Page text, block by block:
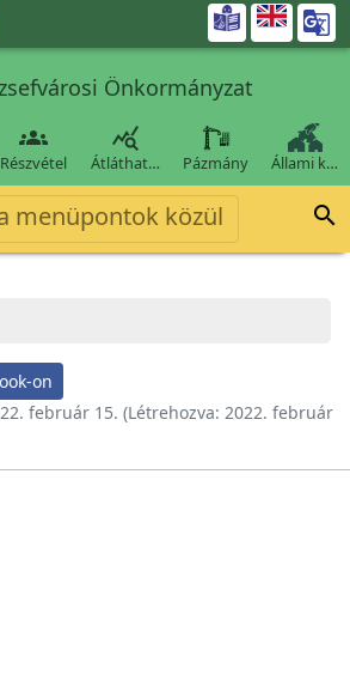

Önkormányzat

Részvétel

Átláthat… Pázmány Állami k…
menüpontok közül 
on
február 15. (Létrehozva: 2022. február